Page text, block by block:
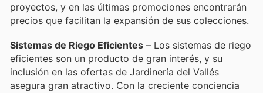
proyectos, y en las últimas promociones encontrarán
precios que facilitan la expansión de sus colecciones.
Sistemas de Riego Eficientes – Los sistemas de riego
eficientes son un producto de gran interés, y su
inclusión en las ofertas de Jardinería del Vallés
asegura gran atractivo. Con la creciente conciencia